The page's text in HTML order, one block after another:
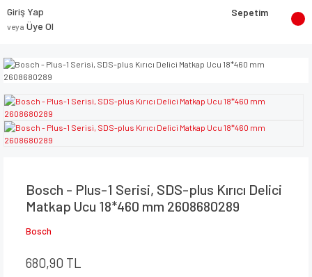
Giriş Yap
veya Üye Ol
Sepetim
Bosch - Plus-1 Serisi, SDS-plus Kırıcı Delici
Matkap Ucu 18*460 mm 2608680289
Bosch
680,90 TL